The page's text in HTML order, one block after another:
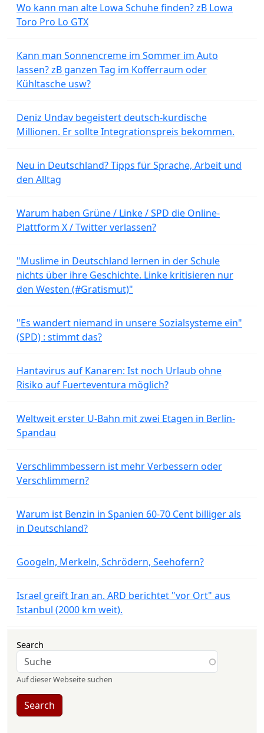
Wo kann man alte Lowa Schuhe finden? zB Lowa
Toro Pro Lo GTX
Kann man Sonnencreme im Sommer im Auto
lassen? zB ganzen Tag im Kofferraum oder
Kühltasche usw?
Deniz Undav begeistert deutsch-kurdische
Millionen. Er sollte Integrationspreis bekommen.
Neu in Deutschland? Tipps für Sprache, Arbeit und
den Alltag
Warum haben Grüne / Linke / SPD die Online-
Plattform X / Twitter verlassen?
"Muslime in Deutschland lernen in der Schule
nichts über ihre Geschichte. Linke kritisieren nur
den Westen (#Gratismut)"
"Es wandert niemand in unsere Sozialsysteme ein"
(SPD) : stimmt das?
Hantavirus auf Kanaren: Ist noch Urlaub ohne
Risiko auf Fuerteventura möglich?
Weltweit erster U-Bahn mit zwei Etagen in Berlin-
Spandau
Verschlimmbessern ist mehr Verbessern oder
Verschlimmern?
Warum ist Benzin in Spanien 60-70 Cent billiger als
in Deutschland?
Googeln, Merkeln, Schrödern, Seehofern?
Israel greift Iran an. ARD berichtet "vor Ort" aus
Istanbul (2000 km weit).
Search
Auf dieser Webseite suchen
Search